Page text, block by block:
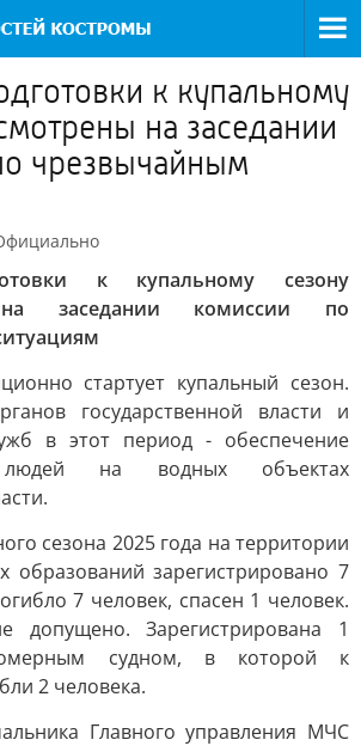
к купальному
на заседании
чрезвычайным
к купальному сезону
на заседании комиссии по
стартует купальный сезон.
государственной власти и
в этот период - обеспечение
людей на водных объектах
сезона 2025 года на территории
образований зарегистрировано 7
7 человек, спасен 1 человек.
допущено. Зарегистрирована 1
судном, в которой к
2 человека.
Главного управления МЧС